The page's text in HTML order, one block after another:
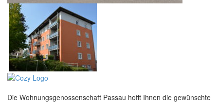
Die Wohnungsgenossenschaft Passau hofft Ihnen die gewünschte